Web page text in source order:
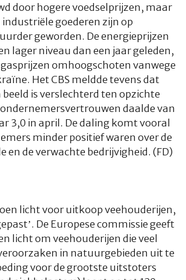
door hogere voedselprijzen, maar
goederen zijn op
geworden. De energieprijzen
lager niveau dan een jaar geleden,
omhoogschoten vanwege
Het CBS meldde tevens dat
is verslechterd ten opzichte
daalde van
3,0 in april. De daling komt vooral
minder positief waren over de
en de verwachte bedrijvigheid. (FD)
licht voor uitkoop veehouderijen,
De Europese commissie geeft
licht om veehouderijen die veel
in natuurgebieden uit te
voor de grootste uitstoters